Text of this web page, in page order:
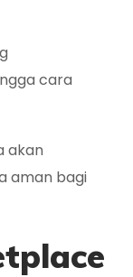
cara
akan
aman bagi